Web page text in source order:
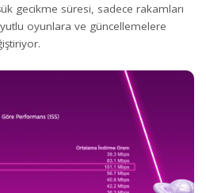
gecikme süresi, sadece rakamları
oyunlara ve güncellemelere